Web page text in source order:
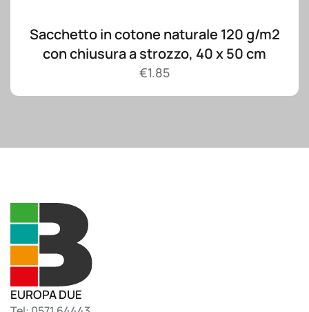
Sacchetto in cotone naturale 120 g/m2
con chiusura a strozzo, 40 x 50 cm
€1.85
EUROPA DUE